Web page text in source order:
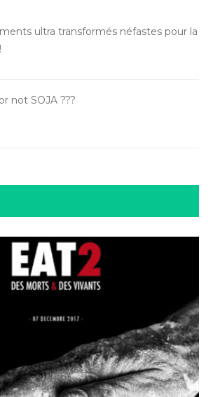
ultra transformés néfastes pour la
not SOJA ???